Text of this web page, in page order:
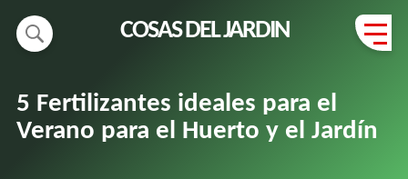
COSAS DEL JARDIN
5 Fertilizantes ideales para el
Verano para el Huerto y el Jardín